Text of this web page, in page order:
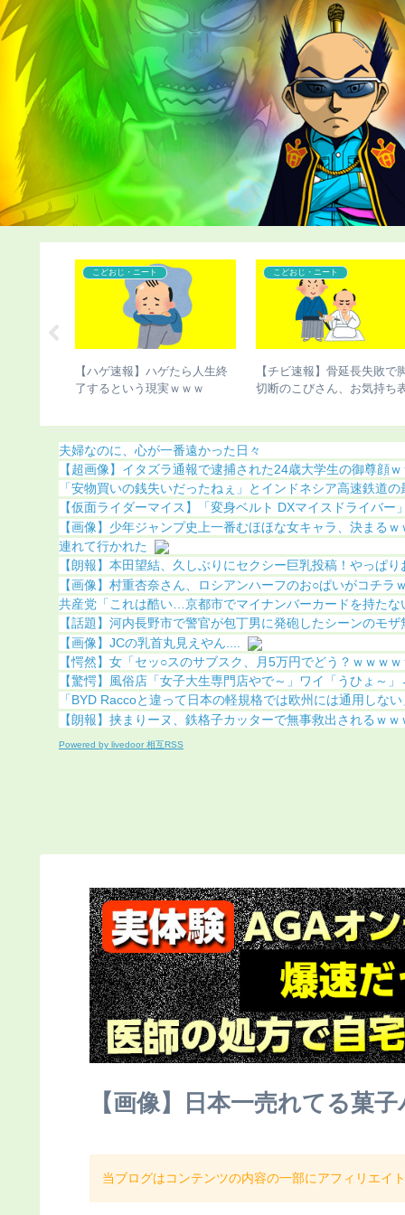
こどおじ・ニート
【ハゲ速報】ハゲたら人生終
了するという現実ｗｗｗ
こどおじ・ニート
【チビ速報】骨延長失敗で
切断のこびさん、お気持ち
夫婦なのに、心が一番遠かった日々
【超画像】イタズラ通報で逮捕された24歳大学生の御尊顔
「安物買いの銭失いだったねぇ」とインドネシア高速鉄道
【仮面ライダーマイス】「変身ベルト DXマイスドライバー
【画像】少年ジャンプ史上一番むほほな女キャラ、決まるｗ
連れて行かれた
【朗報】本田望結、久しぶりにセクシー巨乳投稿！やっぱ
【画像】村重杏奈さん、ロシアンハーフのお○ぱいがコチラ
共産党「これは酷い…京都市でマイナンバーカードを持たな
【話題】河内長野市で警官が包丁男に発砲したシーンのモ
【画像】JCの乳首丸見えやん....
【愕然】女「セッ○スのサブスク、月5万円でどう？ｗｗｗ
【驚愕】風俗店「女子大生専門店やで～」ワイ「うひょ～
「BYD Raccoと違って日本の軽規格では欧州には通用しな
【朗報】挟まりーヌ、鉄格子カッターで無事救出されるｗｗ
Powered by livedoor 相互RSS
【画像】日本一売れてる菓
当ブログはコンテンツの内容の一部にアフィリエイ